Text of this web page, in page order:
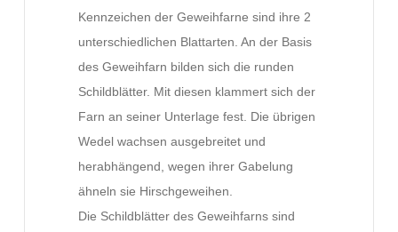
Kennzeichen der Geweihfarne sind ihre 2
unterschiedlichen Blattarten. An der Basis
des Geweihfarn bilden sich die runden
Schildblätter. Mit diesen klammert sich der
Farn an seiner Unterlage fest. Die übrigen
Wedel wachsen ausgebreitet und
herabhängend, wegen ihrer Gabelung
ähneln sie Hirschgeweihen.
Die Schildblätter des Geweihfarns sind